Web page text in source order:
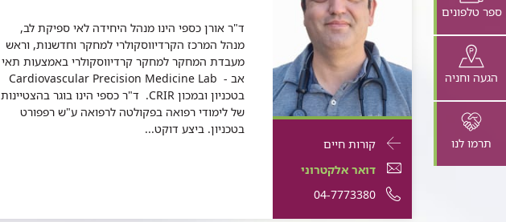
ספר טלפונים
הגעה וחניה
תרמו לנו פרטי
התקשרות
עבור
ד"ר
קורות חייםעבור
ד"ר
אורן
דואר
אלקטרוני
ד"ר
דואר אלקטרוניעבור
אורן
מספר
טלפון
04-7773380עבור
ד"ר
ד"ר אורן כספי הינו מנהל היחידה לאי ספיקת לב,
מנהל המרכז הקרדיווסקולרי למחקר וחדשנות, וראש
מעבדת המחקר למחקר קרדיווסקולרי באמצעות תאי
אב - Cardiovascular Precision Medicine Lab
בטכניון ובמכון CRIR. ד"ר כספי הינו בוגר בהצטיינות
של לימודי רפואה בפקולטה לרפואה ע"ש רפפורט
בטכניון. ביצע דוקט...